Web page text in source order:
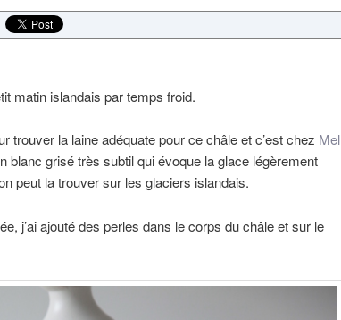
matin islandais par temps froid.
trouver la laine adéquate pour ce châle et c’est chez Mel
blanc grisé très subtil qui évoque la glace légèrement
peut la trouver sur les glaciers islandais.
j’ai ajouté des perles dans le corps du châle et sur le